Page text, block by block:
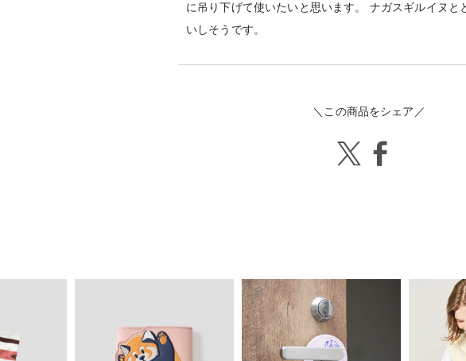
に吊り下げて使いたいと思います。 ナガスギルイヌと
いしそうです。
＼この商品をシェア／